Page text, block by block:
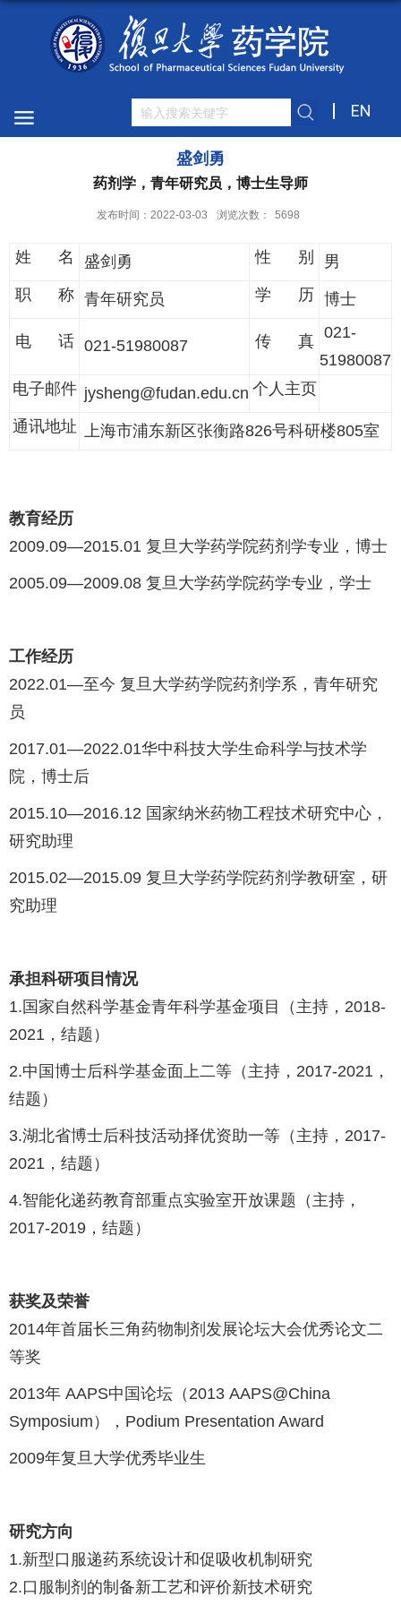
EN
盛剑勇
药剂学，青年研究员，博士生导师
发布时间：2022-03-03 浏览次数： 5698
姓 名 盛剑勇 性 别
男
职 称 青年研究员 学 历 博士
电 话 021-51980087 传 真 021-
51980087
电子邮件 jysheng@fudan.edu.cn 个人主页
通讯地址 上海市浦东新区张衡路826号科研楼805室
教育经历
2009.09—2015.01 复旦大学药学院药剂学专业，博士
2005.09—2009.08 复旦大学药学院药学专业，学士
工作经历
2022.01—至今 复旦大学药学院药剂学系，青年研究
员
2017.01—2022.01华中科技大学生命科学与技术学
院，博士后
2015.10—2016.12 国家纳米药物工程技术研究中心，
研究助理
2015.02—2015.09 复旦大学药学院药剂学教研室，研
究助理
承担科研项目情况
1.国家自然科学基金青年科学基金项目（主持，2018-
2021，结题）
2.中国博士后科学基金面上二等（主持，2017-2021，
结题）
3.湖北省博士后科技活动择优资助一等（主持，2017-
2021，结题）
4.智能化递药教育部重点实验室开放课题（主持，
2017-2019，结题）
获奖及荣誉
2014年首届长三角药物制剂发展论坛大会优秀论文二
等奖
2013年 AAPS中国论坛（2013 AAPS@China
Symposium），Podium Presentation Award
2009年复旦大学优秀毕业生
研究方向
1.新型口服递药系统设计和促吸收机制研究
2.口服制剂的制备新工艺和评价新技术研究